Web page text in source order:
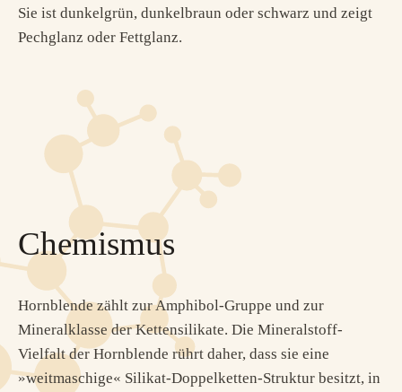
Sie ist dunkelgrün, dunkelbraun oder schwarz und zeigt
Pechglanz oder Fettglanz.
Chemismus
Hornblende zählt zur Amphibol-Gruppe und zur
Mineralklasse der Kettensilikate. Die Mineralstoff-
Vielfalt der Hornblende rührt daher, dass sie eine
»weitmaschige« Silikat-Doppelketten-Struktur besitzt, in